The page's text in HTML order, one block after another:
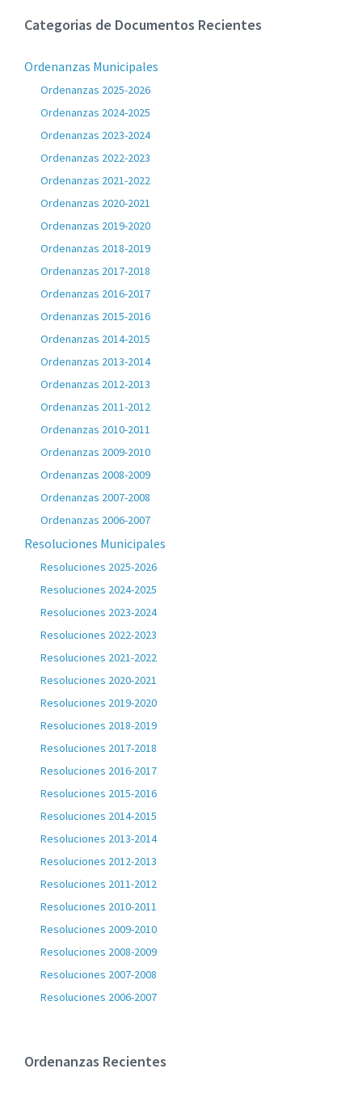
Categorias de Documentos Recientes
Ordenanzas Municipales
Ordenanzas 2025-2026
Ordenanzas 2024-2025
Ordenanzas 2023-2024
Ordenanzas 2022-2023
Ordenanzas 2021-2022
Ordenanzas 2020-2021
Ordenanzas 2019-2020
Ordenanzas 2018-2019
Ordenanzas 2017-2018
Ordenanzas 2016-2017
Ordenanzas 2015-2016
Ordenanzas 2014-2015
Ordenanzas 2013-2014
Ordenanzas 2012-2013
Ordenanzas 2011-2012
Ordenanzas 2010-2011
Ordenanzas 2009-2010
Ordenanzas 2008-2009
Ordenanzas 2007-2008
Ordenanzas 2006-2007
Resoluciones Municipales
Resoluciones 2025-2026
Resoluciones 2024-2025
Resoluciones 2023-2024
Resoluciones 2022-2023
Resoluciones 2021-2022
Resoluciones 2020-2021
Resoluciones 2019-2020
Resoluciones 2018-2019
Resoluciones 2017-2018
Resoluciones 2016-2017
Resoluciones 2015-2016
Resoluciones 2014-2015
Resoluciones 2013-2014
Resoluciones 2012-2013
Resoluciones 2011-2012
Resoluciones 2010-2011
Resoluciones 2009-2010
Resoluciones 2008-2009
Resoluciones 2007-2008
Resoluciones 2006-2007
Ordenanzas Recientes